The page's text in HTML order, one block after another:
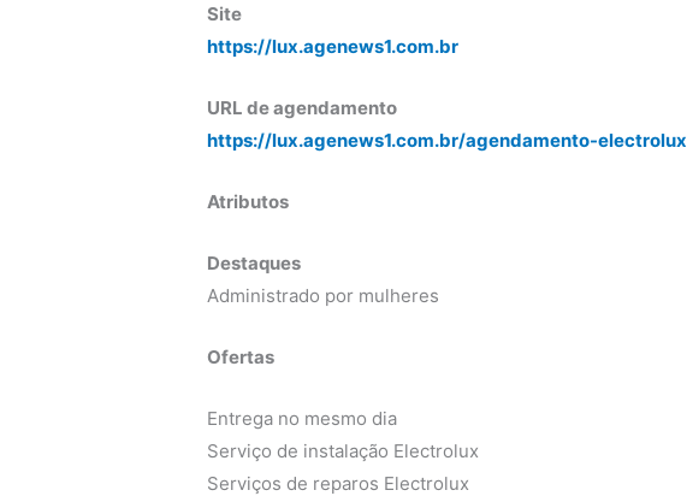
Site
https://lux.agenews1.com.br
URL de agendamento
https://lux.agenews1.com.br/agendamento-electrolux
Atributos
Destaques
Administrado por mulheres
Ofertas
Entrega no mesmo dia
Serviço de instalação Electrolux
Serviços de reparos Electrolux